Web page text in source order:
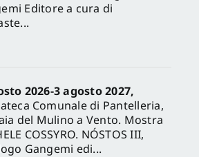
Editore a cura di
2026-3 agosto 2027,
Comunale di Pantelleria,
del Mulino a Vento. Mostra
COSSYRO. NÓSTOS III,
Gangemi edi...